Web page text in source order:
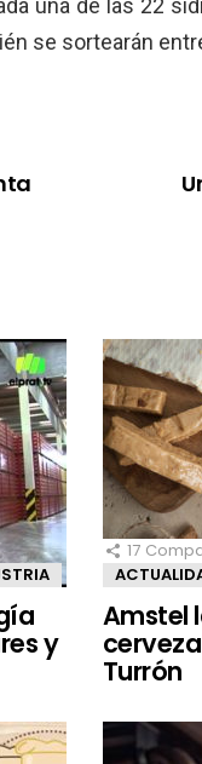
una de las 22
se sortearán
y
17
Amstel
Turrón